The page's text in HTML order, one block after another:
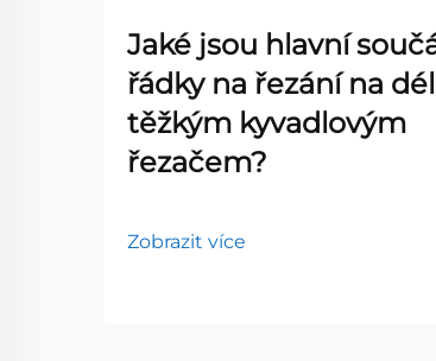
Jaké jsou hlavní
řádky na řezání na
těžkým kyvadlovým
řezačem?
Zobrazit více